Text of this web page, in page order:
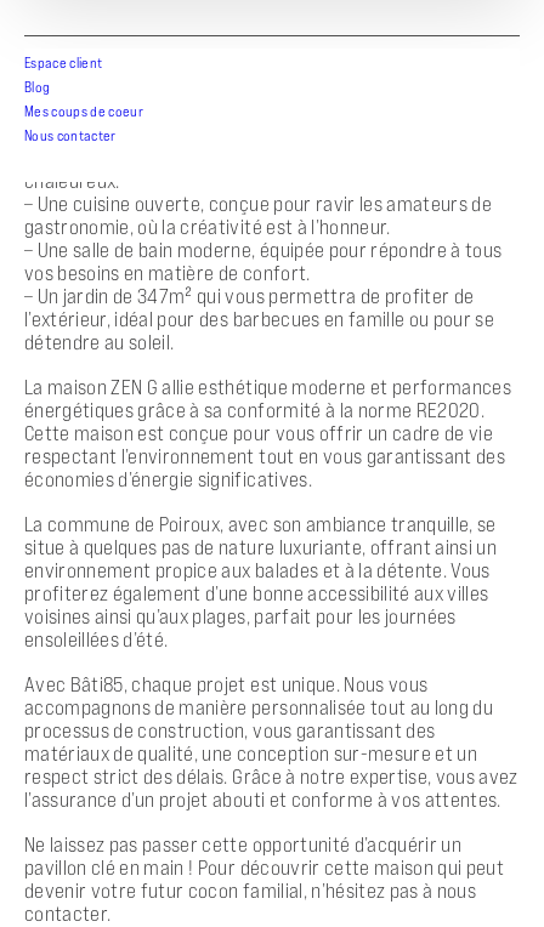
Espace client
Blog
Mes coups de coeur
Nous contacter
– Une superficie habitable de 61m², conçue pour optimiser
l’espace et la fonctionnalité.
– Deux chambres spacieuses, parfaites pour accueillir votre
famille ou vos invités.
– Un séjour lumineux, véritable pièce de vie centrale, qui
chaleureux.
– Une cuisine ouverte, conçue pour ravir les amateurs de
gastronomie, où la créativité est à l’honneur.
– Une salle de bain moderne, équipée pour répondre à tous
vos besoins en matière de confort.
– Un jardin de 347m² qui vous permettra de profiter de
l’extérieur, idéal pour des barbecues en famille ou pour se
détendre au soleil.
La maison ZEN G allie esthétique moderne et performances
énergétiques grâce à sa conformité à la norme RE2020.
Cette maison est conçue pour vous offrir un cadre de vie
respectant l’environnement tout en vous garantissant des
économies d’énergie significatives.
La commune de Poiroux, avec son ambiance tranquille, se
situe à quelques pas de nature luxuriante, offrant ainsi un
environnement propice aux balades et à la détente. Vous
profiterez également d’une bonne accessibilité aux villes
voisines ainsi qu’aux plages, parfait pour les journées
ensoleillées d’été.
Avec Bâti85, chaque projet est unique. Nous vous
accompagnons de manière personnalisée tout au long du
processus de construction, vous garantissant des
matériaux de qualité, une conception sur-mesure et un
respect strict des délais. Grâce à notre expertise, vous avez
l’assurance d’un projet abouti et conforme à vos attentes.
Ne laissez pas passer cette opportunité d’acquérir un
pavillon clé en main ! Pour découvrir cette maison qui peut
devenir votre futur cocon familial, n’hésitez pas à nous
contacter.